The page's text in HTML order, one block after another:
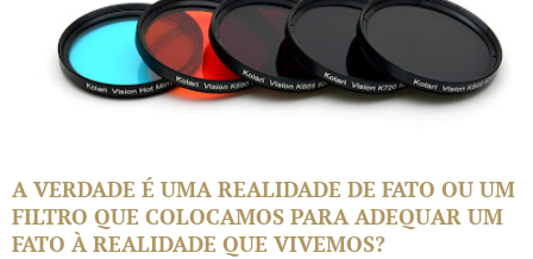
A VERDADE É UMA REALIDADE DE FATO OU UM
FILTRO QUE COLOCAMOS PARA ADEQUAR UM
FATO À REALIDADE QUE VIVEMOS?